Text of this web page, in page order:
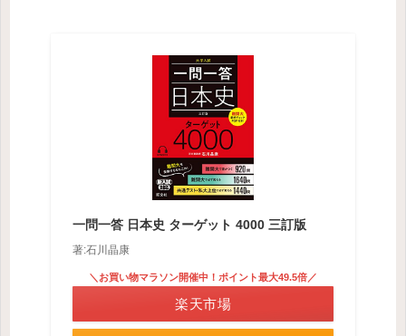
一問一答 日本史 ターゲット 4000 三訂版
著:石川晶康
＼お買い物マラソン開催中！ポイント最大49.5倍／
楽天市場